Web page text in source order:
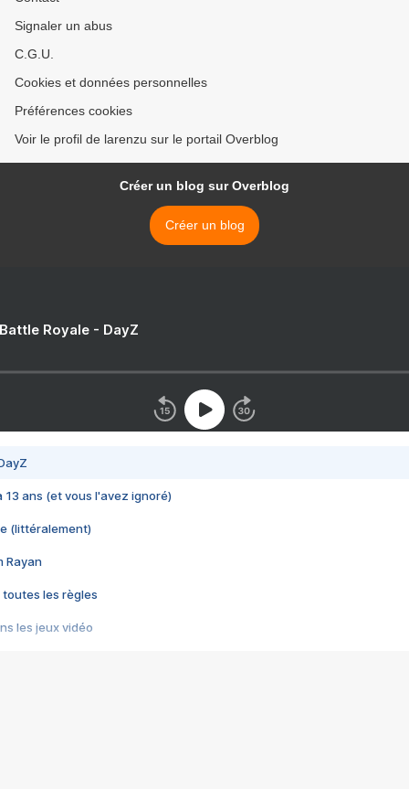
Signaler un abus
C.G.U.
Cookies et données personnelles
Préférences cookies
Voir le profil de larenzu sur le portail Overblog
Créer un blog sur Overblog
Créer un blog
Royale - DayZ
13 ans (et vous l'avez ignoré)
(littéralement)
Rayan
toutes les règles
les jeux vidéo